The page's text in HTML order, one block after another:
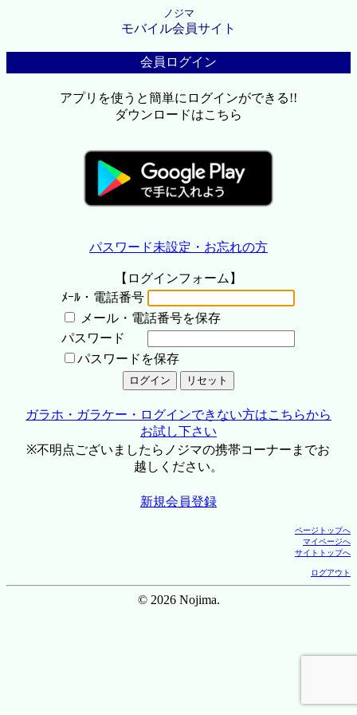
ノジマ
モバイル会員サイト
会員ログイン
アプリを使うと簡単にログインができる!!
ダウンロードはこちら
パスワード未設定・お忘れの方
【ログインフォーム】
ﾒｰﾙ・電話番号
メール・電話番号を保存
パスワード
パスワードを保存
ガラホ・ガラケー・ログインできない方はこちらから
お試し下さい
※不明点ございましたらノジマの携帯コーナーまでお
越しください。
新規会員登録
ページトップへ
マイページへ
サイトトップへ
ログアウト
© 2026 Nojima.